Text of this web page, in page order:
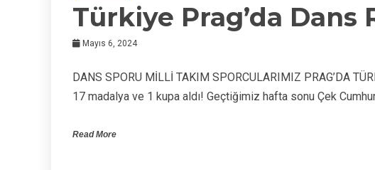
Türkiye Prag’da Dans
Mayıs 6, 2024
DANS SPORU MİLLİ TAKIM SPORCULARIMIZ PRAG’DA
17 madalya ve 1 kupa aldı! Geçtiğimiz hafta sonu Çek
Read More